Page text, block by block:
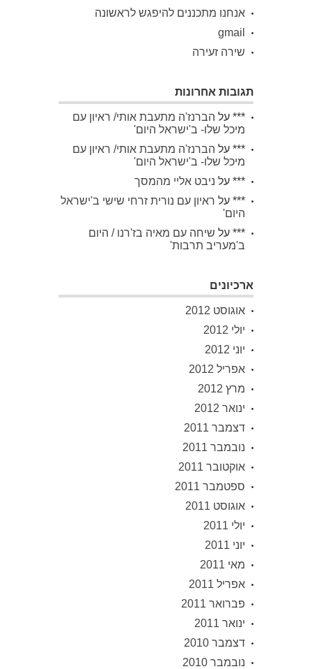
אנחנו מתכננים להיפגש לראשונה
gmail
שירה זעירה
תגובות אחרונות
*** על הברנז'ה מתעבת אותי/ ראיון עם
מיכל שלו- ב'ישראל היום'
*** על הברנז'ה מתעבת אותי/ ראיון עם
מיכל שלו- ב'ישראל היום'
*** על ניבט אליי מהמסך
*** על ראיון עם נורית זרחי שישי ב'ישראל
היום'
*** על שיחה עם מאיה בז'רנו / היום
ב'מעריב תרבות'
ארכיונים
אוגוסט 2012
יולי 2012
יוני 2012
אפריל 2012
מרץ 2012
ינואר 2012
דצמבר 2011
נובמבר 2011
אוקטובר 2011
ספטמבר 2011
אוגוסט 2011
יולי 2011
יוני 2011
מאי 2011
אפריל 2011
פברואר 2011
ינואר 2011
דצמבר 2010
נובמבר 2010